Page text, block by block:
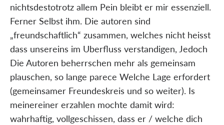
nichtsdestotrotz allem Pein bleibt er mir essenziell.
Ferner Selbst ihm. Die autoren sind
„freundschaftlich“ zusammen, welches nicht heisst
dass unsereins im Uberfluss verstandigen, Jedoch
Die Autoren beherrschen mehr als gemeinsam
plauschen, so lange parece Welche Lage erfordert
(gemeinsamer Freundeskreis und so weiter). Is
meinereiner erzahlen mochte damit wird:
wahrhaftig, vollgeschissen, dass er / welche dich